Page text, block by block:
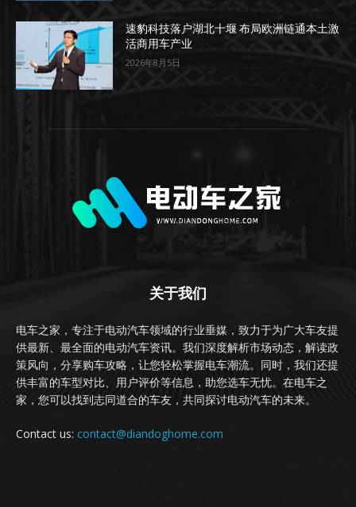
速豹科技落户湖北十堰 布局欧洲链通本土激
活商用车产业
2026年8月5日
关于我们
电车之家，专注于电动汽车领域的行业垂媒，致力于为广大车友提
供最新、最全面的电动汽车资讯。我们深度解析市场动态，解读政
策风向，分享购车攻略，让您轻松掌握电车潮流。同时，我们还提
供丰富的车型对比、用户评价等信息，助您选车无忧。在电车之
家，您可以找到志同道合的车友，共同探讨电动汽车的未来。
Contact us: contact@diandoghome.com